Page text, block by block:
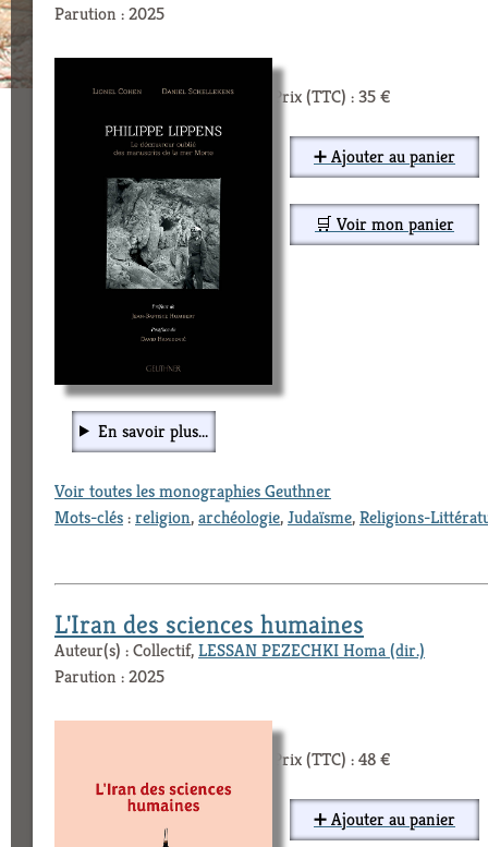
Parution : 2025
Prix (TTC) : 35 €
➕ Ajouter au panier
🛒 Voir mon panier
En savoir plus...
Voir toutes les monographies Geuthner
Mots-clés:religion,archéologie,Judaïsme,Religions-
L'Iran des sciences humaines
Auteur(s) : Collectif,LESSAN PEZECHKI Homa (dir.)
Parution : 2025
Prix (TTC) : 48 €
➕ Ajouter au panier